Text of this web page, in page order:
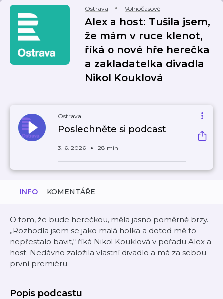
Ostrava Volnočasové
Alex a host: Tušila jsem,
že mám v ruce klenot,
říká o nové hře herečka
a zakladatelka divadla
Nikol Kouklová
Ostrava
Poslechněte si podcast
3. 6. 2026 28 min
INFO KOMENTÁŘE
O tom, že bude herečkou, měla jasno poměrně brzy.
„Rozhodla jsem se jako malá holka a doteď mě to
nepřestalo bavit,“ říká Nikol Kouklová v pořadu Alex a
host. Nedávno založila vlastní divadlo a má za sebou
první premiéru.
Popis podcastu